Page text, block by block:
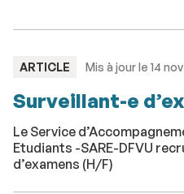
TYPE
ARTICLE Mis à jour le 14
Surveillant-e
Le Service
Etudiants -SARE-DFVU
d’examens (H/F)